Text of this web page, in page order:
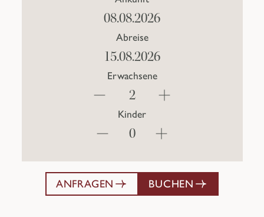
Abreise
Erwachsene
Kinder
ANFRAGEN BUCHEN